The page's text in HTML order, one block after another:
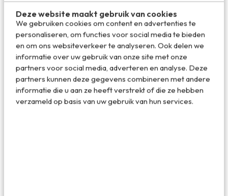
Deze website maakt gebruik van cookies
We gebruiken cookies om content en advertenties te
personaliseren, om functies voor social media te bieden
en om ons websiteverkeer te analyseren. Ook delen we
informatie over uw gebruik van onze site met onze
partners voor social media, adverteren en analyse. Deze
partners kunnen deze gegevens combineren met andere
informatie die u aan ze heeft verstrekt of die ze hebben
verzameld op basis van uw gebruik van hun services.
Dit is waarom je wijn moet
proeven in Châteauneuf-
du-Pape